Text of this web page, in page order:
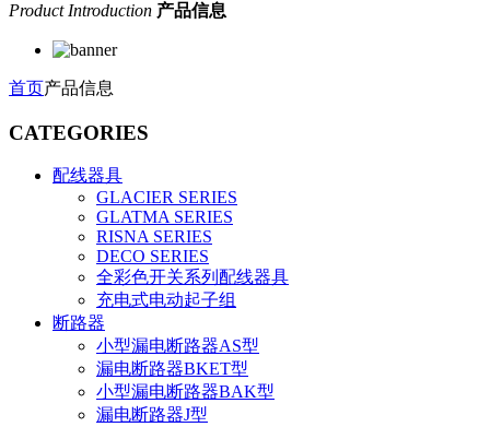
Product Introduction 产品信息
首页产品信息
CATEGORIES
配线器具
GLACIER SERIES
GLATMA SERIES
RISNA SERIES
DECO SERIES
全彩色开关系列配线器具
充电式电动起子组
断路器
小型漏电断路器AS型
漏电断路器BKET型
小型漏电断路器BAK型
漏电断路器J型